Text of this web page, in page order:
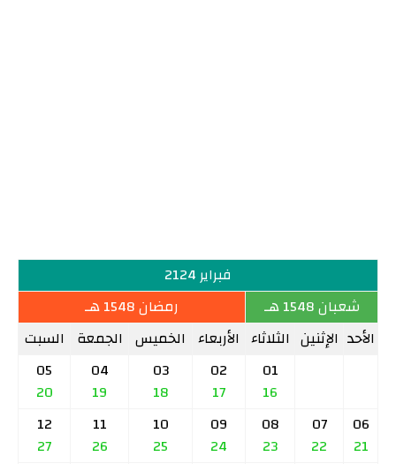
فبراير 2124
شعبان 1548 هـ
رمضان 1548 هـ
الأحد الإثنين الثلاثاء الأربعاء الخميس الجمعة السبت
01
16
02
17
03
18
04
19
05
20
06
21
07
22
08
23
09
24
10
25
11
26
12
27